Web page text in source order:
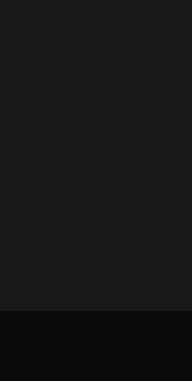
PINTEREST